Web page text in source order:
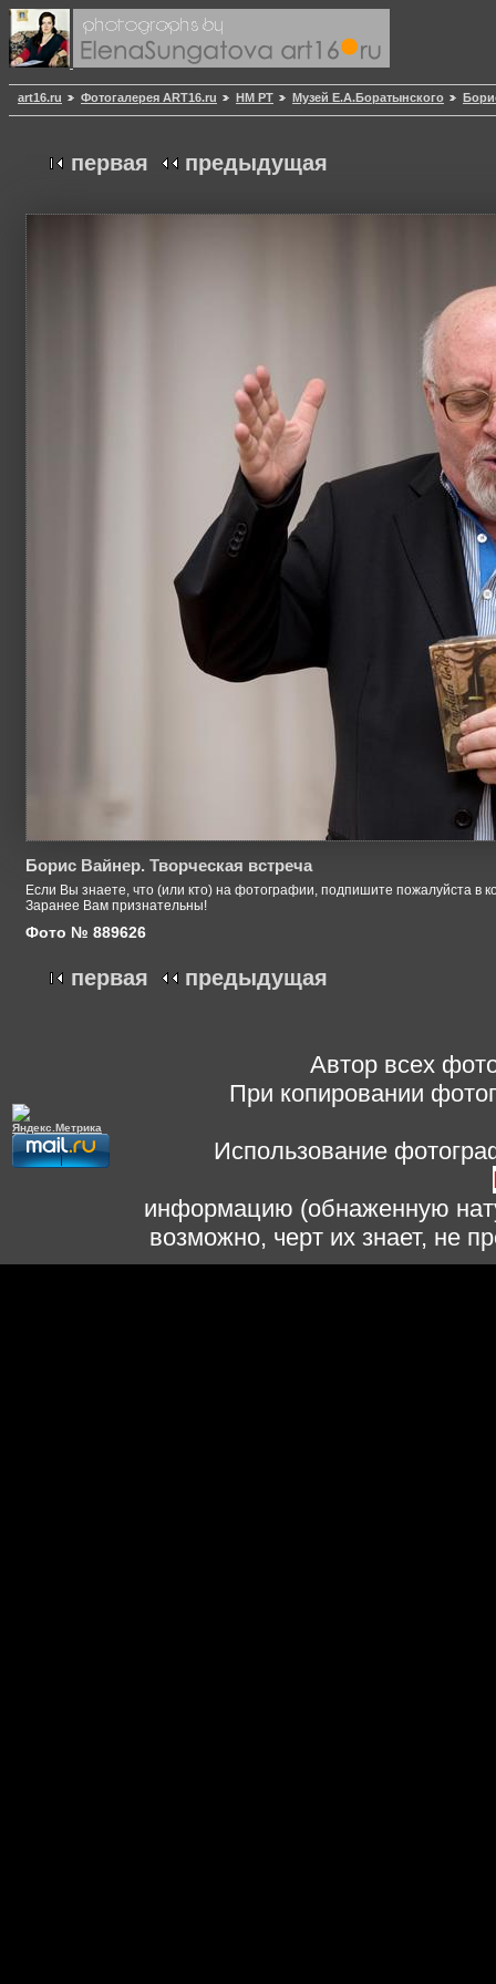
art16.ru Фотогалерея ART16.ru НМ РТ Музей Е.А.Боратынского
первая предыдущая
Борис Вайнер. Творческая встреча
Если Вы знаете, что (или кто) на фотографии, подпишите пожалуйста в
Заранее Вам признательны!
Фото № 889626
первая предыдущая
Автор всех
При копировании
Использование
информацию (обнаженную
возможно, черт их знает, не